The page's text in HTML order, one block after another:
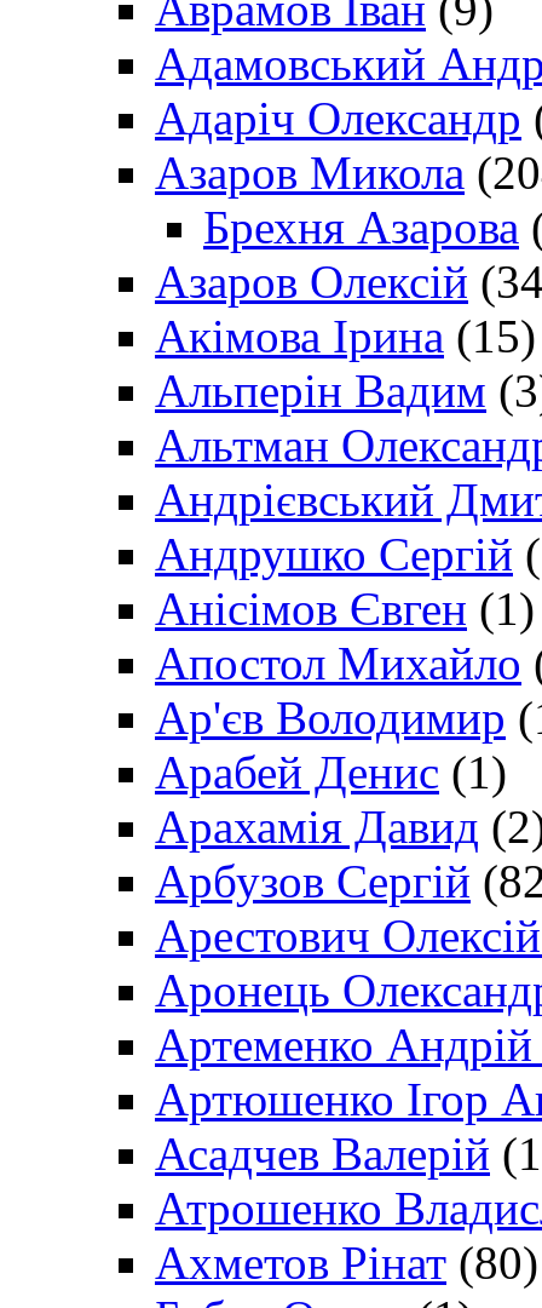
Адамовський
Адаріч Олександр
Азаров Микола
Брехня Азарова
Азаров Олексій
Акімова Ірина (15)
Альперін Вадим
Альтман
Андрієвський
Андрушко Сергій
Анісімов Євген (1)
Апостол Михайло
Ар'єв Володимир
Арабей Денис (1)
Арахамія Давид
Арбузов Сергій
Арестович
Аронець
Артеменко Андрій
Артюшенко Ігор
Асадчев Валерій
Атрошенко
Ахметов Рінат (80)